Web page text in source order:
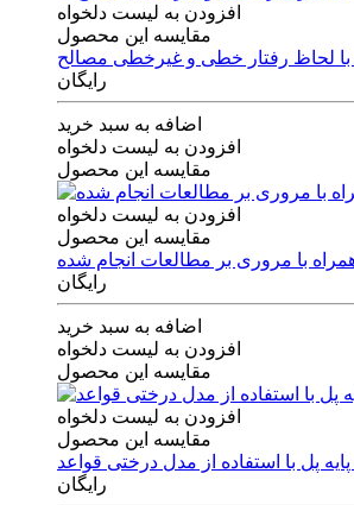
افزودن به لیست دلخواه
مقایسه این محصول
با لحاظ رفتار خطی و غیرخطی مصالح
رایگان
اضافه به سبد خرید
افزودن به لیست دلخواه
مقایسه این محصول
افزودن به لیست دلخواه
مقایسه این محصول
با مروری بر مطالعات انجام شده
رایگان
اضافه به سبد خرید
افزودن به لیست دلخواه
مقایسه این محصول
افزودن به لیست دلخواه
مقایسه این محصول
رایگان